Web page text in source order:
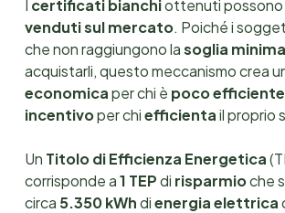
certificati bianchiottenuti possono
venduti sul mercato. Poiché i
che non raggiungono lasoglia minima
acquistarli, questo meccanismo crea
economicaper chi è poco efficiente
incentivoper chiefficientail proprio
Un Titolo di Efficienza Energetica
corrisponde a1 TEPdi risparmioche
circa 5.350 kWhdienergia elettrica